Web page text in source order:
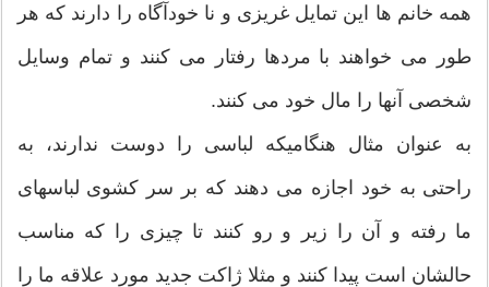
همه خانم ها این تمایل غریزی و نا خودآگاه را دارند که هر
طور می خواهند با مردها رفتار می کنند و تمام وسایل
شخصی آنها را مال خود می کنند.
به عنوان مثال هنگامیکه لباسی را دوست ندارند، به
راحتی به خود اجازه می دهند که بر سر کشوی لباسهای
ما رفته و آن را زیر و رو کنند تا چیزی را که مناسب
حالشان است پیدا کنند و مثلا ژاکت جدید مورد علاقه ما را